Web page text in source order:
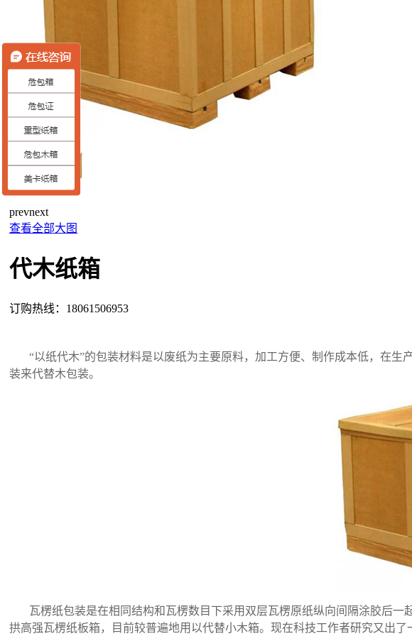
prevnext
查看全部大图
代木纸箱
订购热线： 18061506953
“以纸代木”的包装材料是以废纸为主要原料，加工方便、制作成本低，在生
装来代替木包装。
瓦楞纸包装是在相同结构和瓦楞数目下采用双层瓦楞原纸纵向间隔涂胶后一
拱高强瓦楞纸板箱，目前较普遍地用以代替小木箱。现在科技工作者研究又出